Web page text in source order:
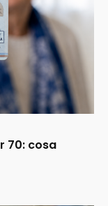
70: cosa